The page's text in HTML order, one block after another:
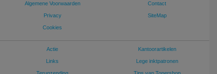
Algemene Voorwaarden
Privacy
Cookies
Contact
SiteMap
Actie
Links
Kantoorartikelen
Lege inktpatronen